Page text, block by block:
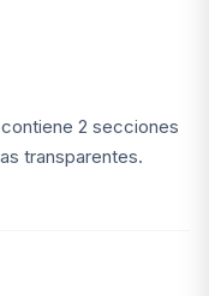
38
2 secciones
transparentes.